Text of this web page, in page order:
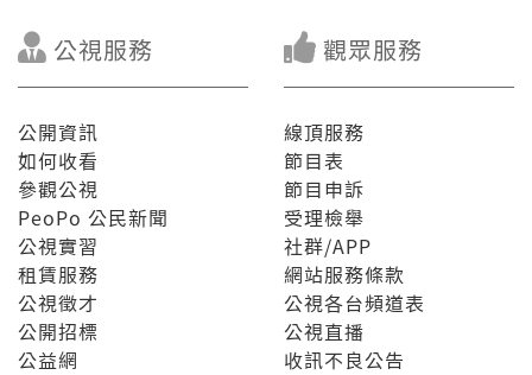
公視服務
公開資訊
如何收看
參觀公視
PeoPo 公民新聞
公視實習
租賃服務
公視徵才
公開招標
公益網
觀眾服務
線頂服務
節目表
節目申訴
受理檢舉
社群/APP
網站服務條款
公視各台頻道表
公視直播
收訊不良公告